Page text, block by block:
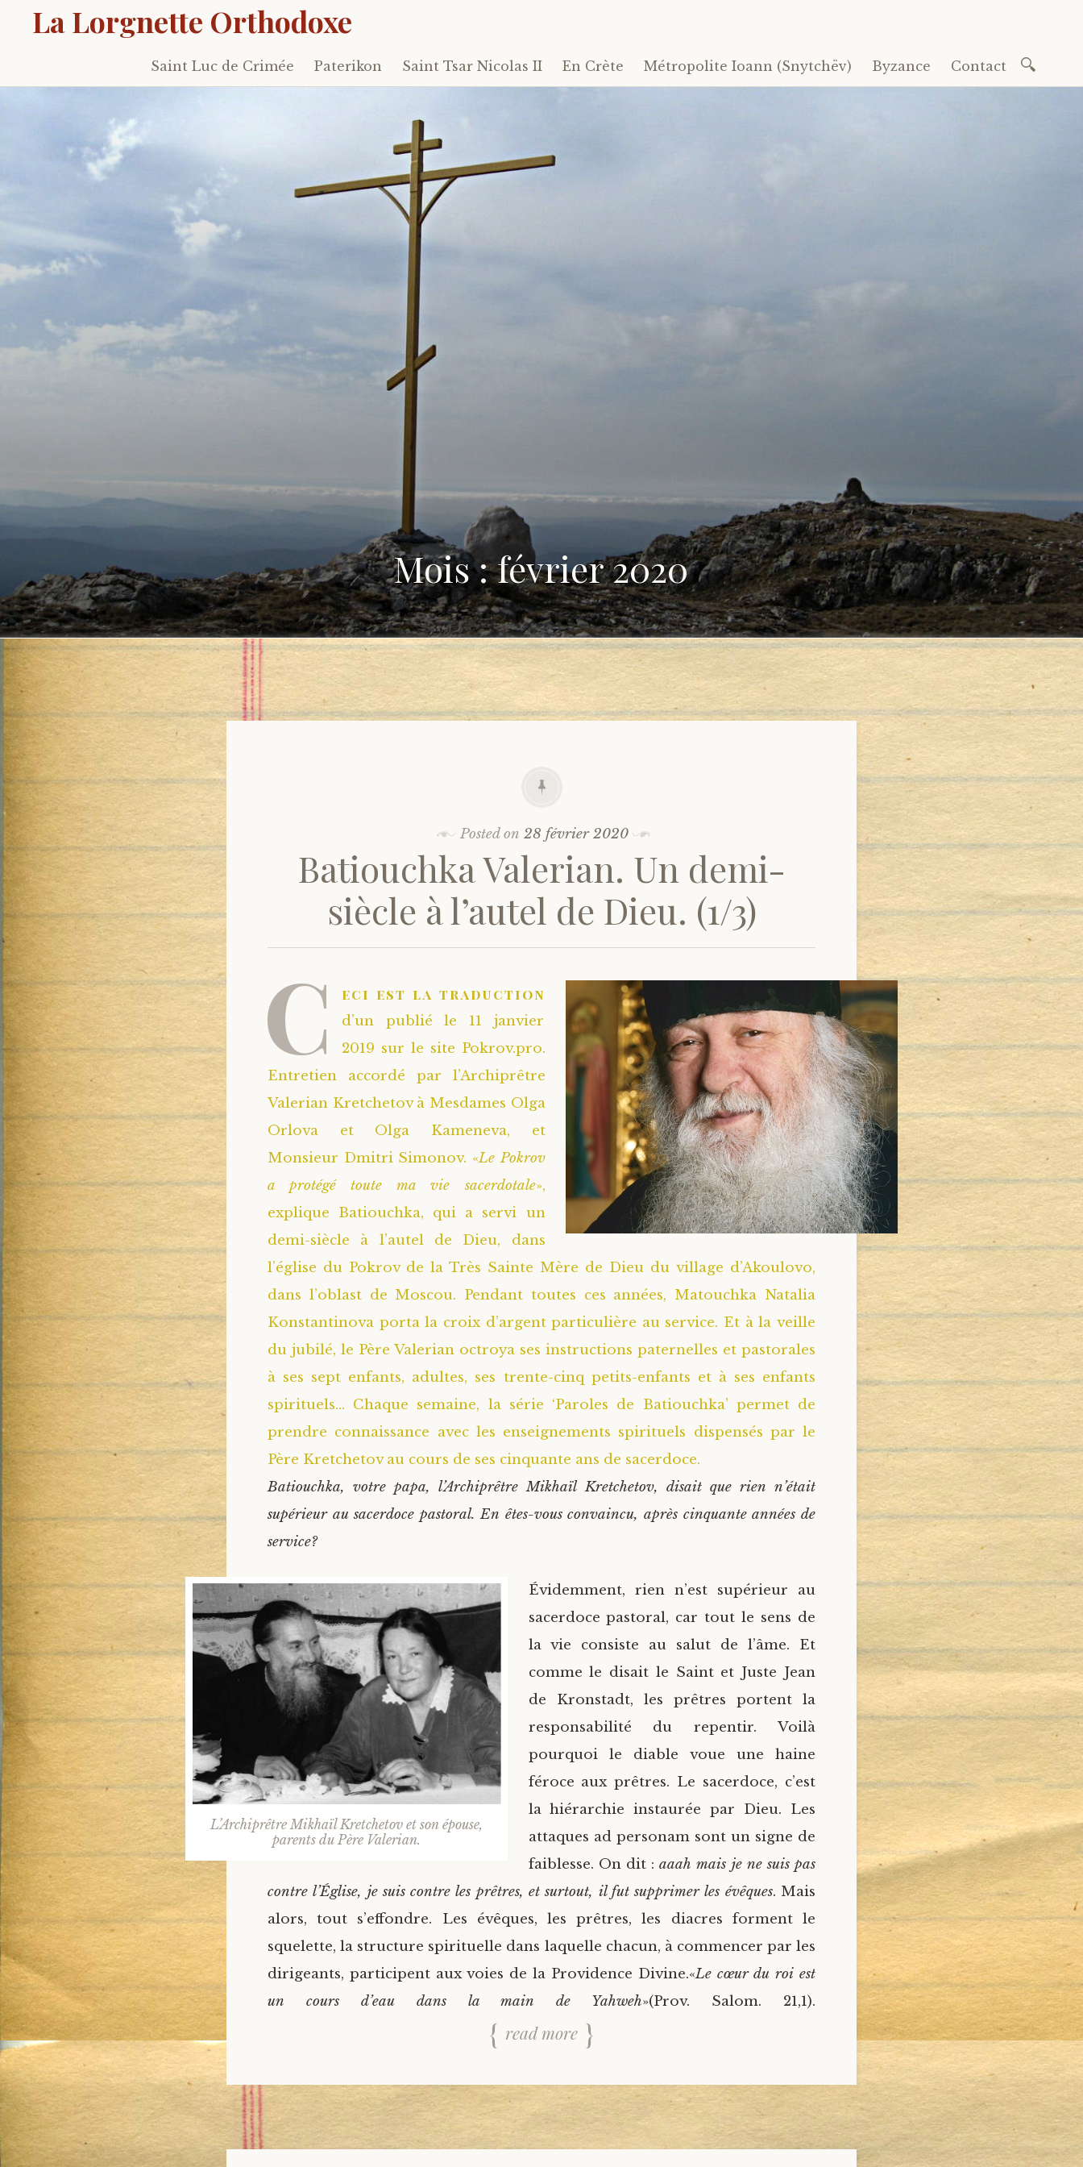
La Lorgnette Orthodoxe
Skip
to
Saint Luc de Crimée Paterikon Saint Tsar Nicolas II En Crète Métropolite Ioann (Snytchëv) Byzance Contact
Mois : février 2020
Posted on 28 février 2020
Batiouchka Valerian. Un demi-
siècle à l’autel de Dieu. (1/3)
C eci est la traduction
d’un publié le 11 janvier
2019 sur le site Pokrov.pro.
Entretien accordé par l’Archiprêtre
Valerian Kretchetov à Mesdames Olga
Orlova et Olga Kameneva, et
Monsieur Dmitri Simonov. «Le Pokrov
a protégé toute ma vie sacerdotale»,
explique Batiouchka, qui a servi un
demi-siècle à l’autel de Dieu, dans
l’église du Pokrov de la Très Sainte Mère de Dieu du village d’Akoulovo,
dans l’oblast de Moscou. Pendant toutes ces années, Matouchka Natalia
Konstantinova porta la croix d’argent particulière au service. Et à la veille
du jubilé, le Père Valerian octroya ses instructions paternelles et pastorales
à ses sept enfants, adultes, ses trente-cinq petits-enfants et à ses enfants
spirituels… Chaque semaine, la série ‘Paroles de Batiouchka’ permet de
prendre connaissance avec les enseignements spirituels dispensés par le
Père Kretchetov au cours de ses cinquante ans de sacerdoce.
Batiouchka, votre papa, l’Archiprêtre Mikhaïl Kretchetov, disait que rien n’était
supérieur au sacerdoce pastoral. En êtes-vous convaincu, après cinquante années de
service?
L’Archiprêtre Mikhaïl Kretchetov et son épouse,
parents du Père Valerian.
Évidemment, rien n’est supérieur au
sacerdoce pastoral, car tout le sens de
la vie consiste au salut de l’âme. Et
comme le disait le Saint et Juste Jean
de Kronstadt, les prêtres portent la
responsabilité du repentir. Voilà
pourquoi le diable voue une haine
féroce aux prêtres. Le sacerdoce, c’est
la hiérarchie instaurée par Dieu. Les
attaques ad personam sont un signe de
faiblesse. On dit :aaah mais je ne suis pas
contre l’Église, je suis contre les prêtres, et surtout, il fut supprimer les évêques. Mais
alors, tout s’effondre. Les évêques, les prêtres, les diacres forment le
squelette, la structure spirituelle dans laquelle chacun, à commencer par les
dirigeants, participent aux voies de la Providence Divine.«Le cœur du roi est
un cours d’eau dans la main de Yahweh»(Prov. Salom. 21,1).
read more